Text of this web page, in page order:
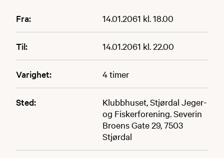
Fra: 14.01.2061 kl. 18.00
Til: 14.01.2061 kl. 22.00
Varighet: 4 timer
Sted:
Klubbhuset, Stjørdal Jeger-
og Fiskerforening. Severin
Broens Gate 29, 7503
Stjørdal